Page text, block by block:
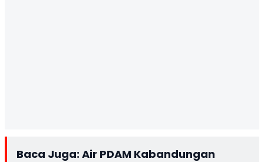
Baca Juga: Air PDAM Kabandungan